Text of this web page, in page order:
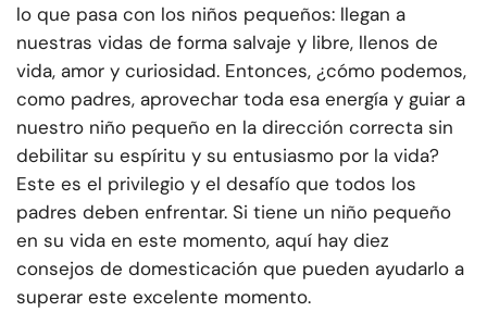
lo que pasa con los niños pequeños: llegan a
nuestras vidas de forma salvaje y libre, llenos de
vida, amor y curiosidad. Entonces, ¿cómo podemos,
como padres, aprovechar toda esa energía y guiar a
nuestro niño pequeño en la dirección correcta sin
debilitar su espíritu y su entusiasmo por la vida?
Este es el privilegio y el desafío que todos los
padres deben enfrentar. Si tiene un niño pequeño
en su vida en este momento, aquí hay diez
consejos de domesticación que pueden ayudarlo a
superar este excelente momento.